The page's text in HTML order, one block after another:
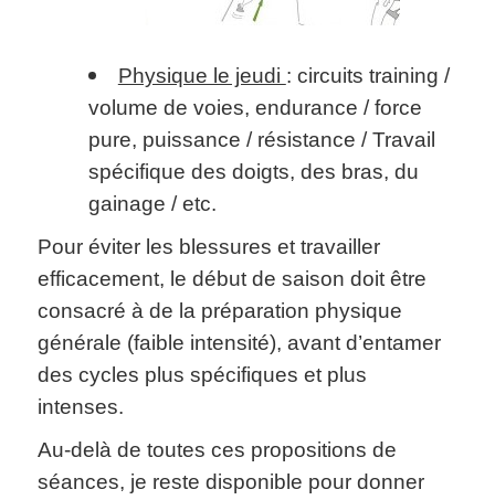
Physique le jeudi : circuits training /
volume de voies, endurance / force
pure, puissance / résistance / Travail
spécifique des doigts, des bras, du
gainage / etc.
Pour éviter les blessures et travailler
efficacement, le début de saison doit être
consacré à de la préparation physique
générale (faible intensité), avant d’entamer
des cycles plus spécifiques et plus
intenses.
Au-delà de toutes ces propositions de
séances, je reste disponible pour donner